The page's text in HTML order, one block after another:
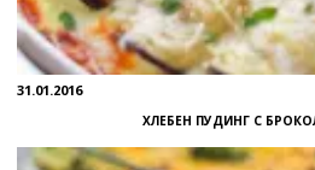
31.01.2016
ХЛЕБЕН ПУДИНГ С